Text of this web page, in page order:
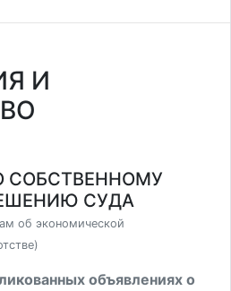
И
СОБСТВЕННОМУ
СУДА
об экономической
объявлениях о